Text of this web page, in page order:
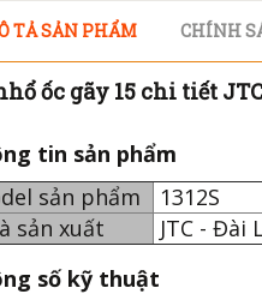
TẢ SẢN PHẨM CHÍNH
ốc gãy 15 chi tiết JTC
tin sản phẩm
sản phẩm
1312S
sản xuất
JTC - Đài
số kỹ thuật